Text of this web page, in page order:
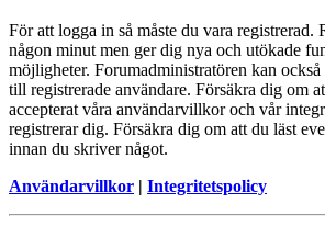
För att logga in så måste du vara registrerad.
någon minut men ger dig nya och utökade
möjligheter. Forumadministratören kan
till registrerade användare. Försäkra dig om
accepterat våra användarvillkor och vår
registrerar dig. Försäkra dig om att du läst
innan du skriver något.
Användarvillkor | Integritetspolicy